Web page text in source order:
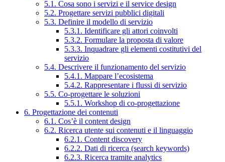
5.1. Cosa sono i servizi e il service design
5.2. Progettare servizi pubblici digitali
5.3. Definire il modello di servizio
5.3.1. Identificare gli attori coinvolti
5.3.2. Formulare la proposta di valore
5.3.3. Inquadrare gli elementi costitutivi del
servizio
5.4. Descrivere il funzionamento del servizio
5.4.1. Mappare l’ecosistema
5.4.2. Rappresentare i flussi di servizio
5.5. Co-progettare le soluzioni
5.5.1. Workshop di co-progettazione
6. Progettazione dei contenuti
6.1. Cos’è il content design
6.2. Ricerca utente sui contenuti e il linguaggio
6.2.1. Content discovery
6.2.2. Dati di ricerca (search keywords)
6.2.3. Ricerca tramite analytics